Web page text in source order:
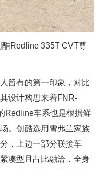
留有的第一印象，对比
设计构思来着FNR-
Redline车系也是根据鲜
。创酷选用雪弗兰家族
，上边一部分联接车
凑型且占比融洽，全身